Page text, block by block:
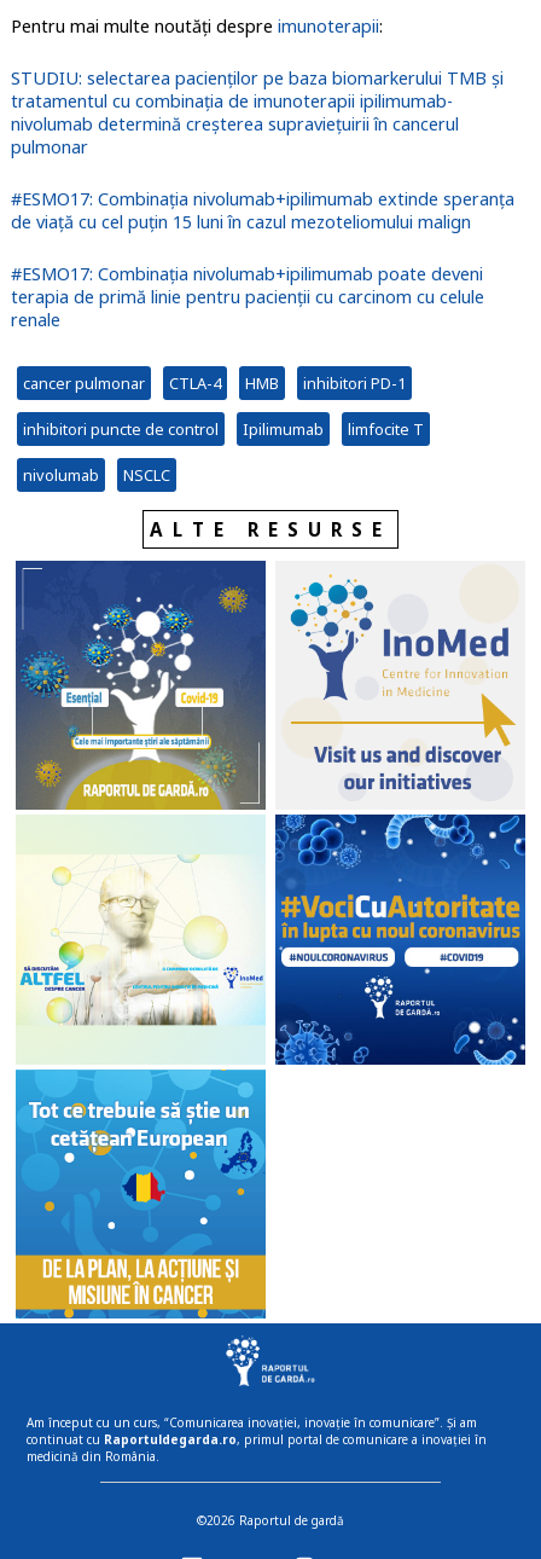
Pentru mai multe noutăți despre imunoterapii:
STUDIU: selectarea pacienților pe baza biomarkerului TMB și
tratamentul cu combinația de imunoterapii ipilimumab-
nivolumab determină creșterea supraviețuirii în cancerul
pulmonar
#ESMO17: Combinația nivolumab+ipilimumab extinde speranța
de viață cu cel puțin 15 luni în cazul mezoteliomului malign
#ESMO17: Combinația nivolumab+ipilimumab poate deveni
terapia de primă linie pentru pacienții cu carcinom cu celule
renale
cancer pulmonar CTLA-4 HMB inhibitori PD-1
inhibitori puncte de control Ipilimumab limfocite T
nivolumab NSCLC
ALTE RESURSE
Am început cu un curs, “Comunicarea inovației, inovație în comunicare”. Și am
continuat cu Raportuldegarda.ro, primul portal de comunicare a inovației în
medicină din România.
©2026 Raportul de gardă